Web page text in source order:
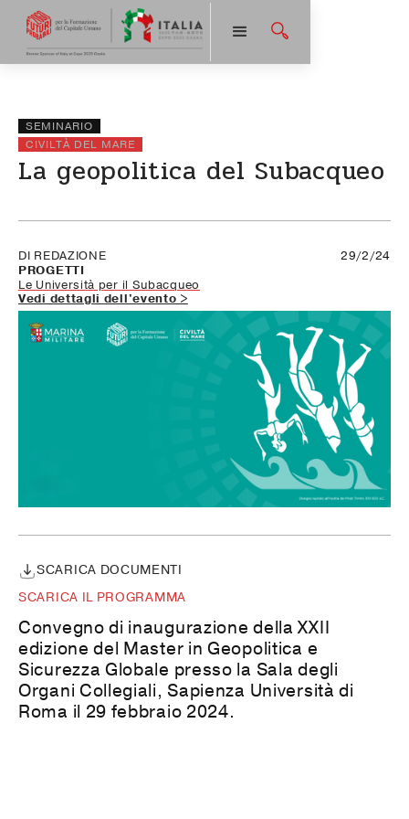
SEMINARIO
CIVILTÀ DEL MARE
La geopolitica del Subacqueo
DI REDAZIONE
29/2/24
PROGETTI
Le Università per il Subacqueo
Vedi dettagli dell'evento >
SCARICA DOCUMENTI
SCARICA IL PROGRAMMA
Convegno di inaugurazione della XXII
edizione del Master in Geopolitica e
Sicurezza Globale presso la Sala degli
Organi Collegiali, Sapienza Università di
Roma il 29 febbraio 2024.